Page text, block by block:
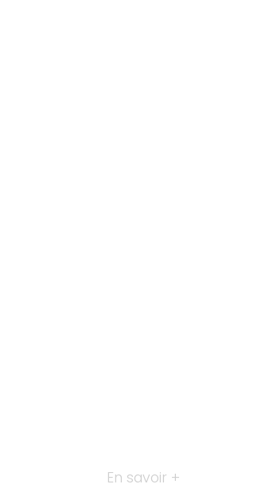
En savoir +